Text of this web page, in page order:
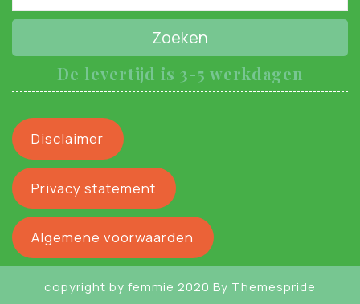
Zoeken
De levertijd is 3-5 werkdagen
Disclaimer
Privacy statement
Algemene voorwaarden
copyright by femmie 2020 By Themespride